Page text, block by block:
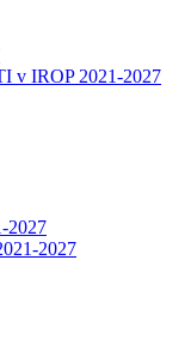
v IROP 2021-2027
2027
2027